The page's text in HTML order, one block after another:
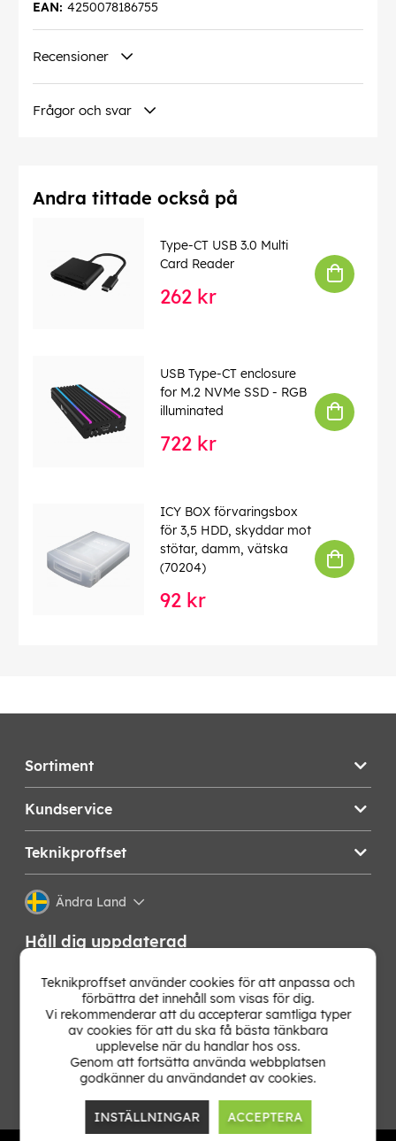
4250078186755
EAN:
Recensioner
Frågor och svar
Andra tittade också på
Type-CT USB 3.0 Multi
Card Reader
262 kr
USB Type-CT enclosure
for M.2 NVMe SSD - RGB
illuminated
722 kr
ICY BOX förvaringsbox
för 3,5 HDD, skyddar mot
stötar, damm, vätska
(70204)
92 kr
Sortiment
Kundservice
Teknikproffset
Ändra Land
Håll dig uppdaterad
Få de senaste nyheterna, hetaste erbjudandena och
bästa tipsen från oss direkt i din mejlkorg. Signa upp på
vårt nyhetsbrev!
Teknikproffset använder cookies för att anpassa och
förbättra det innehåll som visas för dig.
Vi rekommenderar att du accepterar samtliga typer
av cookies för att du ska få bästa tänkbara
upplevelse när du handlar hos oss.
Genom att fortsätta använda webbplatsen
godkänner du användandet av cookies.
INSTÄLLNINGAR ACCEPTERA